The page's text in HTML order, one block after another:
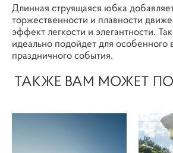
Длинная струящаяся юбка
торжественности и плавности
эффект легкости и элегантности.
идеально подойдет для особенного
праздничного события.
ТАКЖЕ ВАМ МОЖЕТ